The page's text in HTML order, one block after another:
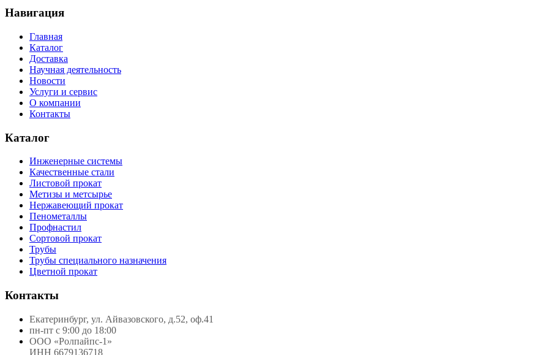
Навигация
Главная
Каталог
Доставка
Научная деятельность
Новости
Услуги и сервис
О компании
Контакты
Каталог
Инженерные системы
Качественные стали
Листовой прокат
Метизы и метсырье
Нержавеющий прокат
Пенометаллы
Профнастил
Сортовой прокат
Трубы
Трубы специального назначения
Цветной прокат
Контакты
Екатеринбург, ул. Айвазовского, д.52, оф.41
пн-пт с 9:00 до 18:00
ООО «Ролпайпс-1»
ИНН 6679136718